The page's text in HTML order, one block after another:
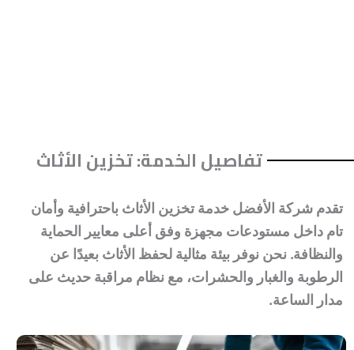
تفاصيل الخدمة: تخزين الأثاث
تقدم شركة الأفضل خدمة تخزين الأثاث باحترافية وأمان
تام داخل مستودعات مجهزة وفق أعلى معايير الحماية
والنظافة. نحن نوفر بيئة مثالية لحفظ الأثاث بعيدًا عن
الرطوبة والغبار والحشرات، مع نظام مراقبة حديث على
مدار الساعة.